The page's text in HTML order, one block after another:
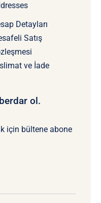
Detayları
Satış
ve İade
ol.
için bültene abone